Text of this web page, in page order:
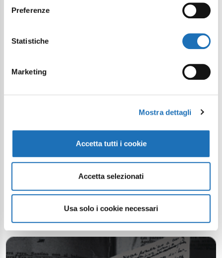
Preferenze
Statistiche
Marketing
Mostra dettagli
Accetta tutti i cookie
Accetta selezionati
Usa solo i cookie necessari